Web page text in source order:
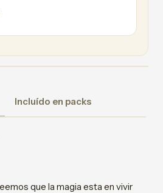
Incluído en packs
que la magia esta en vivir